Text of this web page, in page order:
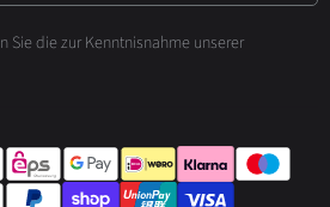
Sie die zur Kenntnisnahme unserer